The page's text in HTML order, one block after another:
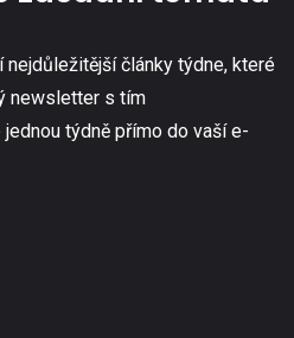
články týdne, které
newsletter s tím
týdně přímo do vaší e-